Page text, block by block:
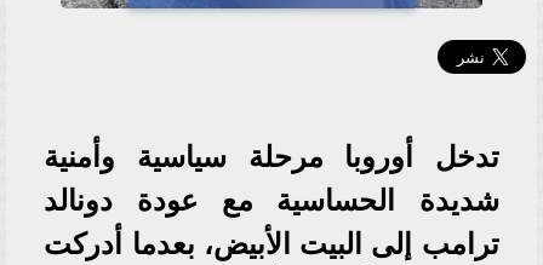
تدخل أوروبا مرحلة سياسية وأمنية
شديدة الحساسية مع عودة دونالد
ترامب إلى البيت الأبيض، بعدما أدركت